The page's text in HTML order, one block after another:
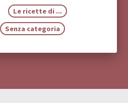
Le ricette di ...
Senza categoria